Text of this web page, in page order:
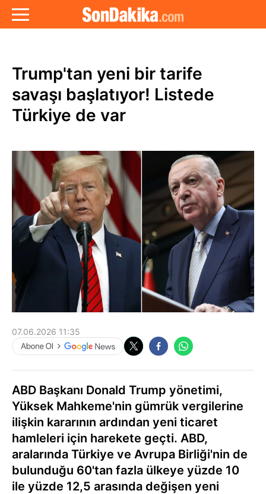
Trump'tan yeni bir tarife
savaşı başlatıyor! Listede
Türkiye de var
07.06.2026 11:35
ABD Başkanı Donald Trump yönetimi,
Yüksek Mahkeme'nin gümrük vergilerine
ilişkin kararının ardından yeni ticaret
hamleleri için harekete geçti. ABD,
aralarında Türkiye ve Avrupa Birliği'nin de
bulunduğu 60'tan fazla ülkeye yüzde 10
ile yüzde 12,5 arasında değişen yeni